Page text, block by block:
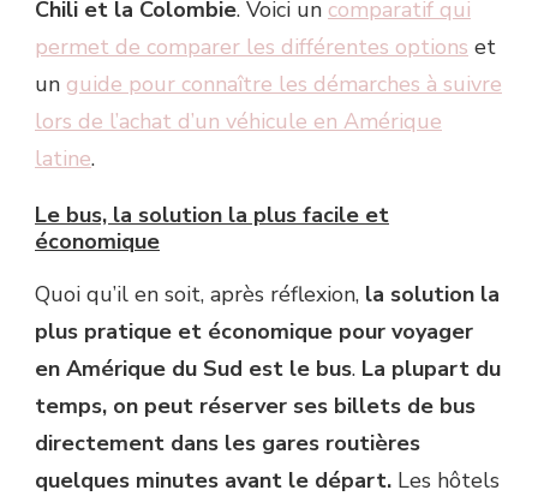
Chili et la Colombie. Voici un comparatif qui
permet de comparer les différentes options et
un guide pour connaître les démarches à suivre
lors de l’achat d’un véhicule en Amérique
latine.
Le bus, la solution la plus facile et
économique
Quoi qu’il en soit, après réflexion, la solution la
plus pratique et économique pour voyager
en Amérique du Sud est le bus. La plupart du
temps, on peut réserver ses billets de bus
directement dans les gares routières
quelques minutes avant le départ. Les hôtels